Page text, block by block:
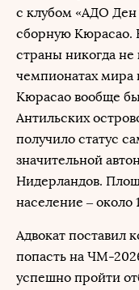
с клубом «АДО Ден
сборную Кюрасао.
страны никогда не
чемпионатах мира
Кюрасао вообще
Антильских
получило статус
значительной
Нидерландов.
население – около
Адвокат поставил
попасть на ЧМ-
успешно пройти